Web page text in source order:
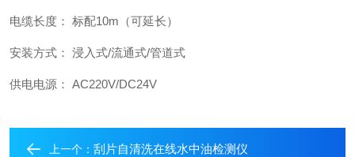
电缆长度： 标配10m（可延长）
安装方式： 浸入式/流通式/管道式
供电电源： AC220V/DC24V
上一个： 刮片自清洗在线水中油检测仪